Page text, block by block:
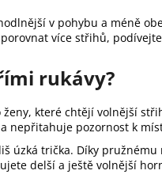
v pohybu a méně
více střihů,
rukávy?
které chtějí volnější
nepřitahuje pozornost k
úzká trička. Díky
delší a ještě volnější